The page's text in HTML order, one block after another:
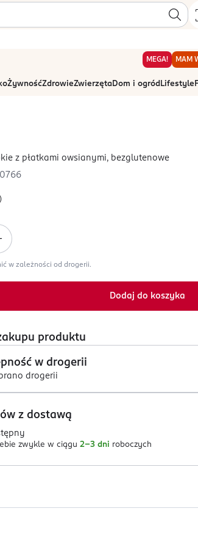
MEGA! MAM
ŻywnośćZdrowieZwierzętaDom i ogród Lifestyle
)
z płatkami owsianymi, bezglutenowe
w zależności od drogerii.
Dodaj do koszyka
produktu
w drogerii
drogerii
z dostawą
zwykle w ciągu 2-3 dni roboczych